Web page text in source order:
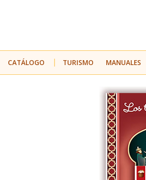
CATÁLOGO TURISMO MANUALES